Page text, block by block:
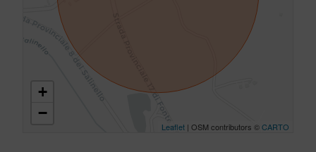
+
−
Leaflet| OSM contributors ©CARTO